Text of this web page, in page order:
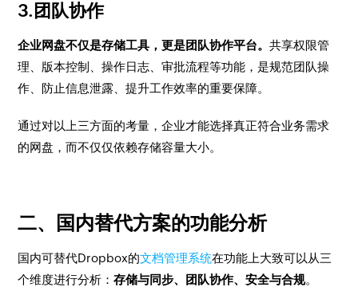
3.团队协作
企业网盘不仅是存储工具，更是团队协作平台。共享权限管
理、版本控制、操作日志、审批流程等功能，是规范团队操
作、防止信息泄露、提升工作效率的重要保障。
通过对以上三方面的考量，企业才能选择真正符合业务需求
的网盘，而不仅仅依赖存储容量大小。
二、国内替代方案的功能分析
国内可替代Dropbox的文档管理系统在功能上大致可以从三
个维度进行分析：存储与同步、团队协作、安全与合规。